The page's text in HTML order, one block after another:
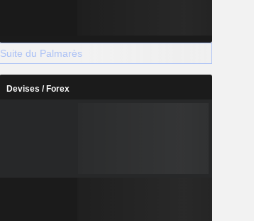
Suite du Palmarès
Devises / Forex